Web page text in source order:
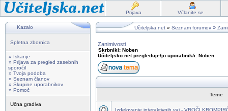
Prijava Včlanite se
Kazalo
Spletna zbornica
» Iskanje
» Prijava za pregled zasebnih
sporočil
» Tvoja podoba
» Seznam članov
» Skupine uporabnikov
» Pomoč
Učna gradiva
Učiteljska.net » Seznam forumov »
Zanimivosti
Skrbniki: Noben
Učiteljsko.net pregleduje/jo uporabnik/i: Noben
Teme
Izdelovanje interaktivnih vaj - VROČI